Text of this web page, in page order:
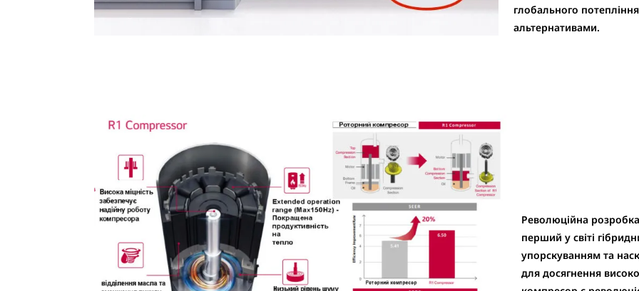
глобального
альтернативами.
Революційна
перший у світі
упорскуванням та
для досягнення